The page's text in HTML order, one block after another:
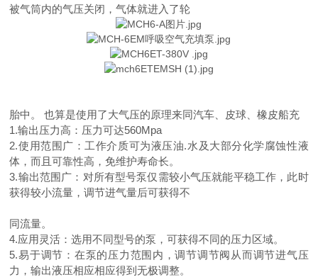
被气筒内的气压关闭，气体就进入了轮
胎中。 也算是使用了大气压的原理来同汽车、皮球、橡皮船充
1.输出压力高：压力可达560Mpa
2.使用范围广：工作介质可为液压油.水及大部分化学腐蚀性液
体，而且可靠性高，免维护寿命长。
3.输出范围广：对所有型号泵仅需较小气压就能平稳工作，此时
获得较小流量，调节进气量后可获得不
同流量。
4.应用灵活：选用不同型号的泵，可获得不同的压力区域。
5.易于调节：在泵的压力范围内，调节调节阀从而调节进气压
力，输出液压相应相应得到无极调整。